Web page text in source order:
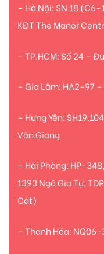
– Hà Nội: SN 18
KĐT The Manor
– TP.HCM: Số 24 –
– Gia Lâm: HA2-97
– Hưng Yên:
Văn Giang
– Hải Phòng: HP-
1393 Ngô Gia Tự,
Cát)
– Thanh Hóa: